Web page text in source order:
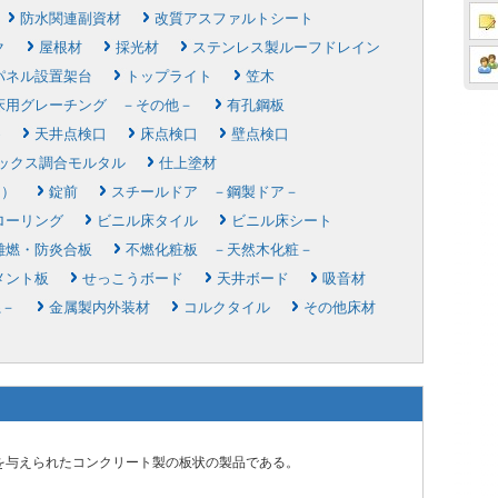
防水関連副資材
改質アスファルトシート
屋根材 採光材
ステンレス製ルーフドレイン
ネル設置架台
トップライト
笠木
用グレーチング －その他－
有孔鋼板
天井点検口 床点検口
壁点検口
クス調合モルタル
仕上塗材
錠前
スチールドア －鋼製ドア－
ーリング
ビニル床タイル
ビニル床シート
燃・防炎合板
不燃化粧板 －天然木化粧－
ント板
せっこうボード 天井ボード
吸音材
金属製内外装材 コルクタイル その他床材
えられたコンクリート製の板状の製品である。